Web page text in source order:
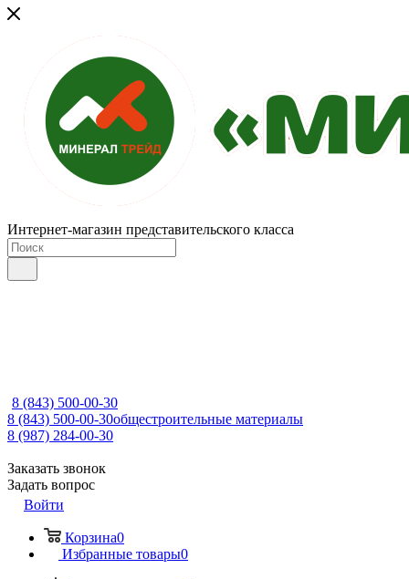
Интернет-магазин представительского класса
8 (843) 500-00-30
8 (843) 500-00-30общестроительные материалы
8 (987) 284-00-30
Заказать звонок
Задать вопрос
Войти
Корзина0
Избранные товары0